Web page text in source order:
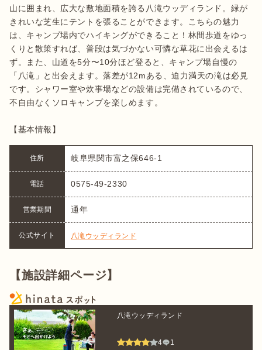
山に囲まれ、広大な敷地面積を誇る八滝ウッディランド。緑が
きれいな芝生にテントを張ることができます。こちらの魅力
は、キャンプ場内でハイキングができること！林間歩道をゆっ
くりと散策すれば、普段は気づかない可憐な草花に出会えるは
ず。また、山道を5分〜10分ほど登ると、キャンプ場自慢の
「八滝」と出会えます。落差が12mある、迫力満天の滝は必見
です。シャワー室や炊事場などの設備は完備されているので、
不自由なくソロキャンプを楽しめます。
【基本情報】
住所 岐阜県関市富之保646-1
電話 0575-49-2330
営業期間 通年
公式サイト 八滝ウッディランド
【施設詳細ページ】
八滝ウッディランド
4 1